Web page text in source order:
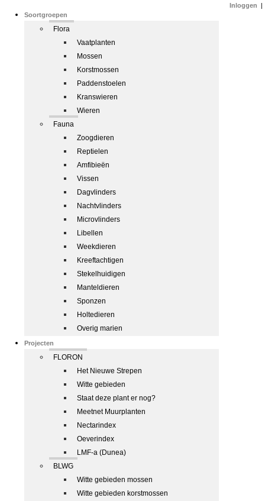
Soortgroepen
Flora
Vaatplanten
Mossen
Korstmossen
Paddenstoelen
Kranswieren
Wieren
Fauna
Zoogdieren
Reptielen
Amfibieën
Vissen
Dagvlinders
Nachtvlinders
Microvlinders
Libellen
Weekdieren
Kreeftachtigen
Stekelhuidigen
Manteldieren
Sponzen
Holtedieren
Overig marien
Projecten
FLORON
Het Nieuwe Strepen
Witte gebieden
Staat deze plant er nog?
Meetnet Muurplanten
Nectarindex
Oeverindex
LMF-a (Dunea)
BLWG
Witte gebieden mossen
Witte gebieden korstmossen
Inloggen |